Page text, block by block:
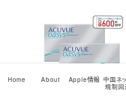
Home About Apple情報 中国ネ
規制回